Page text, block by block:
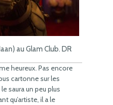
au Glam Club. DR
heureux. Pas encore
cartonne sur les
saura un peu plus
qu’artiste, il a le